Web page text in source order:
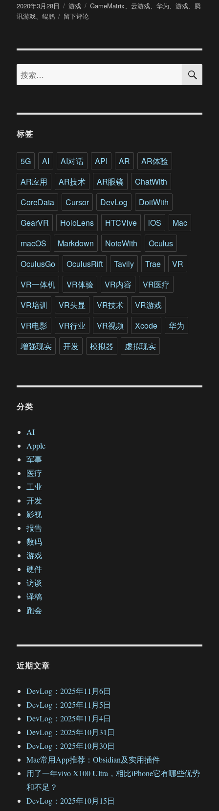
发
布
2020年3月28日
分
类
游戏
标
GameMatrix、云游戏、华为、游戏、 腾
讯游戏、鲲鹏
于
游
与
为
实
验
室
探
索
VR/AR
等
前
沿
技
术
留下评论
搜
索：
搜
标签
5G AI AI对话 API AR
AR体验
AR应用
AR技术 AR眼镜
ChatWith
CoreData
Cursor DevLog
DoitWith
GearVR
HoloLens HTCVive iOS
Mac
macOS
Markdown NoteWith
Oculus
OculusGo
OculusRift Tavily Trae
VR
VR一体机
VR体验 VR内容
VR医疗
VR培训
VR头显 VR技术
VR游戏
VR电影
VR行业 VR视频 Xcode
华为
增强现实
开发 模拟器 虚拟现实
分类
AI
Apple
军事
医疗
工业
开发
影视
报告
数码
游戏
硬件
访谈
译稿
跑会
近期文章
DevLog：2025年11月6日
DevLog：2025年11月5日
DevLog：2025年11月4日
DevLog：2025年10月31日
DevLog：2025年10月30日
Mac常用App推荐：Obsidian及实用插件
用了一年vivo X100 Ultra，相比iPhone它有哪些优势
和不足？
DevLog：2025年10月15日